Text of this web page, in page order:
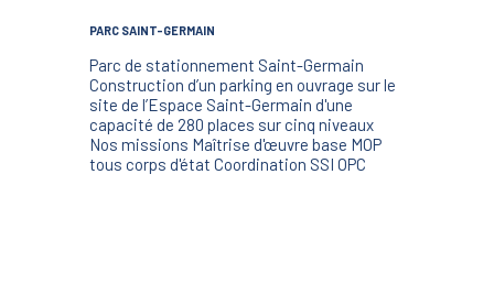
PARC SAINT-GERMAIN
Parc de stationnement Saint-Germain
Construction d’un parking en ouvrage sur le
site de l’Espace Saint-Germain d'une
capacité de 280 places sur cinq niveaux
Nos missions Maîtrise d'œuvre base MOP
tous corps d'état Coordination SSI OPC